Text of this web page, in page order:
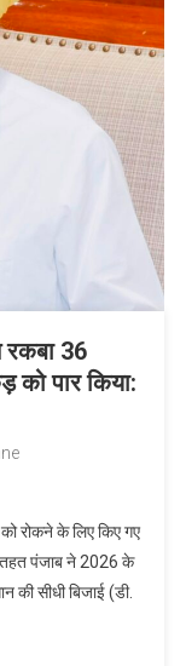
रकबा 36
को पार किया:
रोकने के लिए किए गए
तहत पंजाब ने 2026 के
सीधी बिजाई (डी.